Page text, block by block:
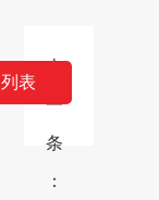
上
一
条
：
表